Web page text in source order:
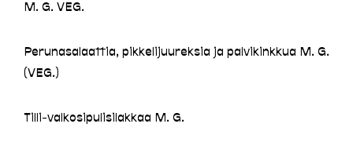
M. G. VEG.
Perunasalaattia, pikkelijuureksia ja palvikinkkua M. G.
(VEG.)
Tilli-valkosipulisilakkaa M. G.